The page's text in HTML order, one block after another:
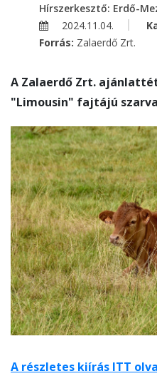
Hírszerkesztő: Erdő-
2024.11.04.
Forrás: Zalaerdő Zrt.
A Zalaerdő Zrt.
"Limousin" fajtájú
A részletes kiírás ITT